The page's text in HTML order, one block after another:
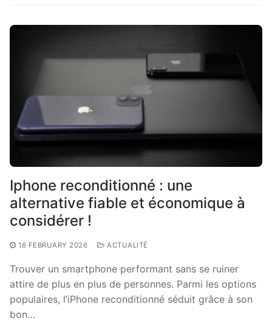
Iphone reconditionné : une
alternative fiable et économique à
considérer !
16 FEBRUARY 2026 ACTUALITÉ
Trouver un smartphone performant sans se ruiner
attire de plus en plus de personnes. Parmi les options
populaires, l’iPhone reconditionné séduit grâce à son
bon…